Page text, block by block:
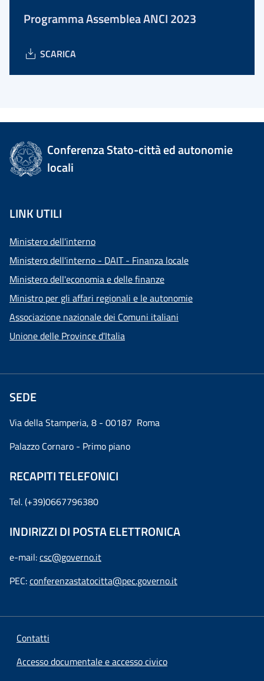
Programma Assemblea ANCI 2023
SCARICA
Conferenza Stato-città ed autonomie
locali
LINK UTILI
Ministero dell'interno
Ministero dell'interno - DAIT - Finanza locale
Ministero dell'economia e delle finanze
Ministro per gli affari regionali e le autonomie
Associazione nazionale dei Comuni italiani
Unione delle Province d'Italia
SEDE
Via della Stamperia, 8 - 00187 Roma
Palazzo Cornaro - Primo piano
RECAPITI TELEFONICI
Tel. (+39)0667796380
INDIRIZZI DI POSTA ELETTRONICA
e-mail:csc@governo.it
PEC:conferenzastatocitta@pec.governo.it
Contatti
Accesso documentale e accesso civico